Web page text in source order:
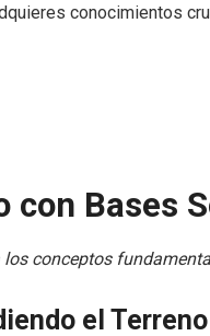
conocimientos
con Bases
conceptos
el Terreno